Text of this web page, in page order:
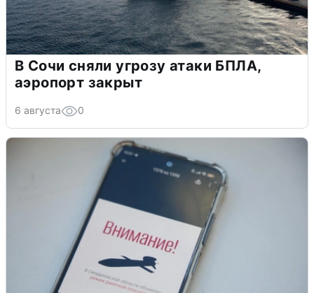
В Сочи сняли угрозу атаки БПЛА,
аэропорт закрыт
6 августа 0